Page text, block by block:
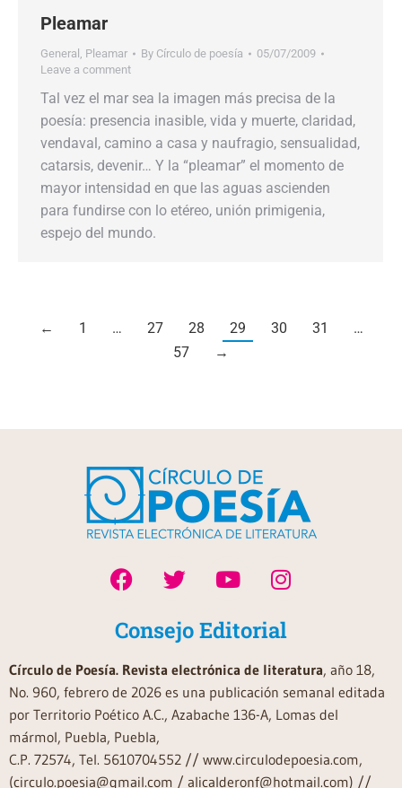
Pleamar
General , Pleamar By Círculo de poesía
05/07/2009
Leave a comment
Tal vez el mar sea la imagen más precisa de la
poesía: presencia inasible, vida y muerte, claridad,
vendaval, camino a casa y naufragio, sensualidad,
catarsis, devenir… Y la “pleamar” el momento de
mayor intensidad en que las aguas ascienden
para fundirse con lo etéreo, unión primigenia,
espejo del mundo.
← 1 … 27 28 29 30 31
…
57
→
Consejo Editorial
Círculo de Poesía. Revista electrónica de literatura, año 18,
No. 960, febrero de 2026 es una publicación semanal editada
por Territorio Poético A.C., Azabache 136-A, Lomas del
mármol, Puebla, Puebla,
C.P. 72574, Tel. 5610704552 // www.circulodepoesia.com,
(circulo.poesia@gmail.com / alicalderonf@hotmail.com) //